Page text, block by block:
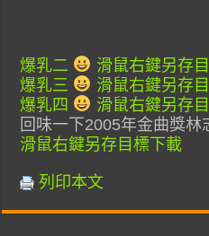
爆乳二
滑鼠右鍵另存
爆乳三
滑鼠右鍵另存
爆乳四
滑鼠右鍵另存
回味一下2005年金曲獎
滑鼠右鍵另存目標下載
列印本文